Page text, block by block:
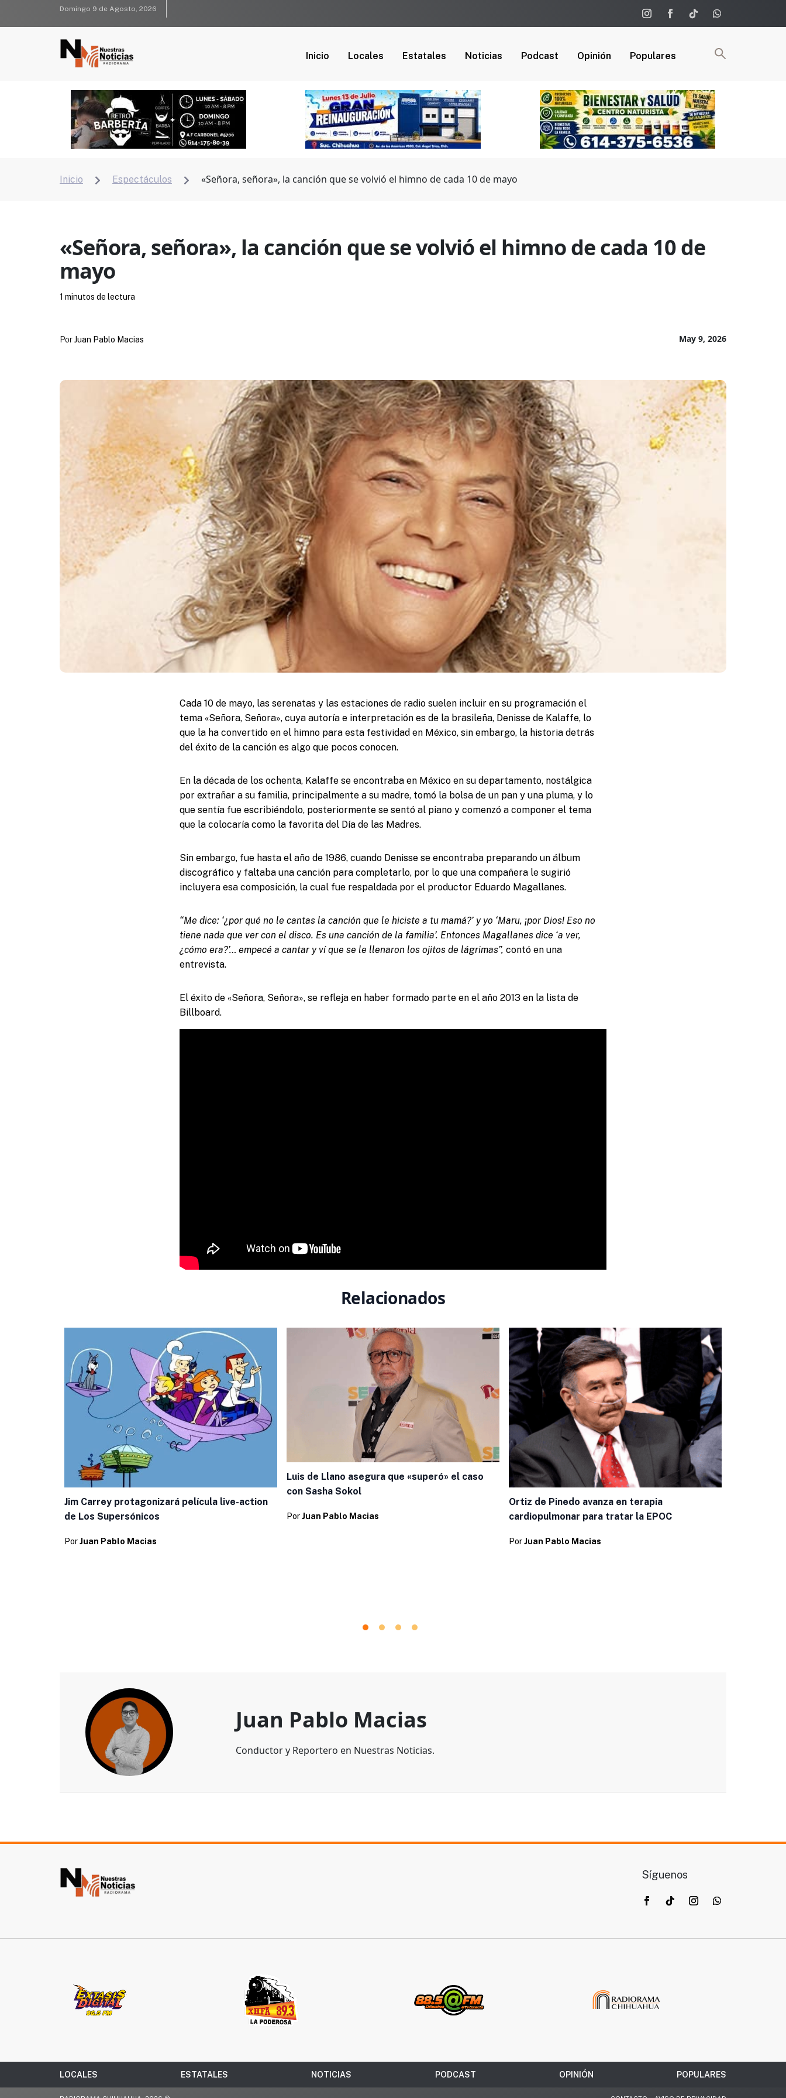
Domingo 9 de Agosto, 2026
Inicio Locales Estatales Noticias Podcast Opinión Populares
Inicio  Espectáculos  «Señora, señora», la canción que se volvió el himno de cada 10 de mayo
«Señora, señora», la canción que se volvió el himno de cada 10 de
mayo
May 9, 2026
PorJuan Pablo Macias
1 minutos de lectura
Cada 10 de mayo, las serenatas y las estaciones de radio suelen incluir en su programación el
tema «Señora, Señora», cuya autoría e interpretación es de la brasileña, Denisse de Kalaffe, lo
que la ha convertido en el himno para esta festividad en México, sin embargo, la historia detrás
del éxito de la canción es algo que pocos conocen.
En la década de los ochenta, Kalaffe se encontraba en México en su departamento, nostálgica
por extrañar a su familia, principalmente a su madre, tomó la bolsa de un pan y una pluma, y lo
que sentía fue escribiéndolo, posteriormente se sentó al piano y comenzó a componer el tema
que la colocaría como la favorita del Día de las Madres.
Sin embargo, fue hasta el año de 1986, cuando Denisse se encontraba preparando un álbum
discográfico y faltaba una canción para completarlo, por lo que una compañera le sugirió
incluyera esa composición, la cual fue respaldada por el productor Eduardo Magallanes.
“Me dice: ‘¿por qué no le cantas la canción que le hiciste a tu mamá?’ y yo ‘Maru, ¡por Dios! Eso no
tiene nada que ver con el disco. Es una canción de la familia’. Entonces Magallanes dice ‘a ver,
¿cómo era?’… empecé a cantar y ví que se le llenaron los ojitos de lágrimas”, contó en una
entrevista.
El éxito de «Señora, Señora», se refleja en haber formado parte en el año 2013 en la lista de
Billboard.
Relacionados
Jim Carrey protagonizará película live-action
de Los Supersónicos
PorJuan Pablo Macias
Luis de Llano asegura que «superó» el caso
con Sasha Sokol
PorJuan Pablo Macias
Ortiz de Pinedo avanza en terapia
cardiopulmonar para tratar la EPOC
PorJuan Pablo Macias
Juan Pablo Macias
Conductor y Reportero en Nuestras Noticias.
Síguenos
LOCALES ESTATALES NOTICIAS PODCAST OPINIÓN POPULARES